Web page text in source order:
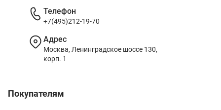
Покупателям
Телефон
+7(495)212-19-70
Адрес
Москва, Ленинградское шоссе 130,
корп. 1